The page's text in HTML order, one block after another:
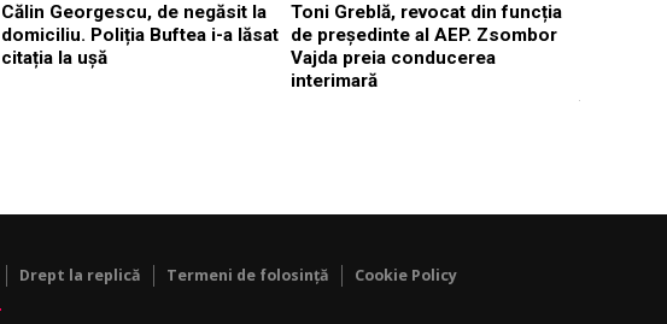
Călin Georgescu, de negăsit la
domiciliu. Poliția Buftea i-a lăsat
citația la ușă
Toni Greblă, revocat din funcția
de președinte al AEP. Zsombor
Vajda preia conducerea
interimară
Drept la replică Termeni de folosință Cookie Policy